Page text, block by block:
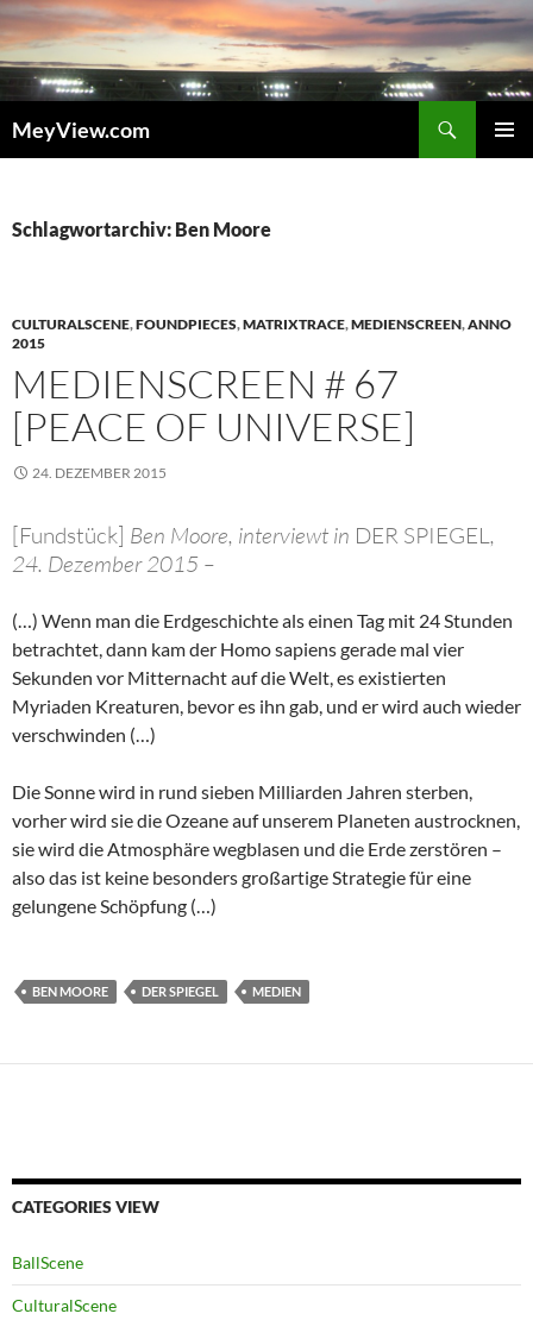
Zum
Inhalt
springen
MeyView.com
Schlagwortarchiv: Ben Moore
CULTURALSCENE,FOUNDPIECES,MATRIXTRACE,MEDIENSCREEN,ANNO
2015
MEDIENSCREEN # 67
[PEACE OF UNIVERSE]
24. DEZEMBER 2015
[Fundstück] Ben Moore, interviewt in DER SPIEGEL,
24. Dezember 2015 –
(…) Wenn man die Erdgeschichte als einen Tag mit 24 Stunden
betrachtet, dann kam der Homo sapiens gerade mal vier
Sekunden vor Mitternacht auf die Welt, es existierten
Myriaden Kreaturen, bevor es ihn gab, und er wird auch wieder
verschwinden (…)
Die Sonne wird in rund sieben Milliarden Jahren sterben,
vorher wird sie die Ozeane auf unserem Planeten austrocknen,
sie wird die Atmosphäre wegblasen und die Erde zerstören –
also das ist keine besonders großartige Strategie für eine
gelungene Schöpfung (…)
BEN MOORE DER SPIEGEL MEDIEN
CATEGORIES VIEW
BallScene
CulturalScene